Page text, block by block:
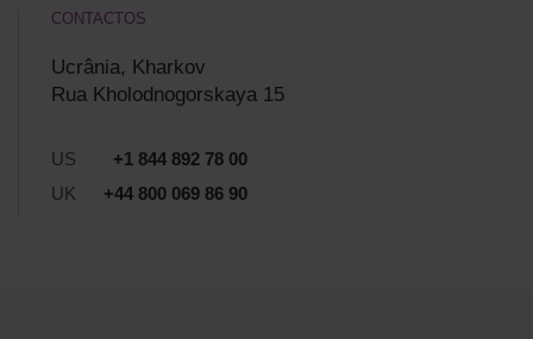
CONTACTOS
Ucrânia, Kharkov
Rua Kholodnogorskaya 15
US
+1 844 892 78 00
UK
+44 800 069 86 90